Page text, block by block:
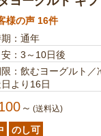
様の声 16件
：通年
：3～10日後
飲むヨーグルト／冷蔵で製造
より16日
～ (送料込)
のし可